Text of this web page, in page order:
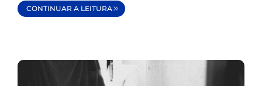
CONTINUAR A LEITURA